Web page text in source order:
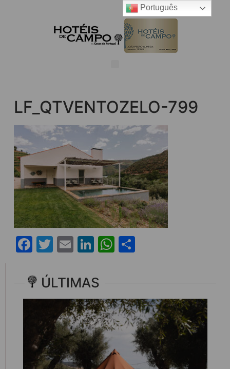
LF_QTVENTOZELO-799
Facebook
Twitter
EmailLinkedIn
WhatsApp
ÚLTIMAS
Português